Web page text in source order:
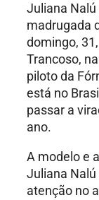
Juliana Nalú
madrugada
domingo,
Trancoso,
piloto da
está no
passar a
ano.
A modelo e
Juliana
atenção no